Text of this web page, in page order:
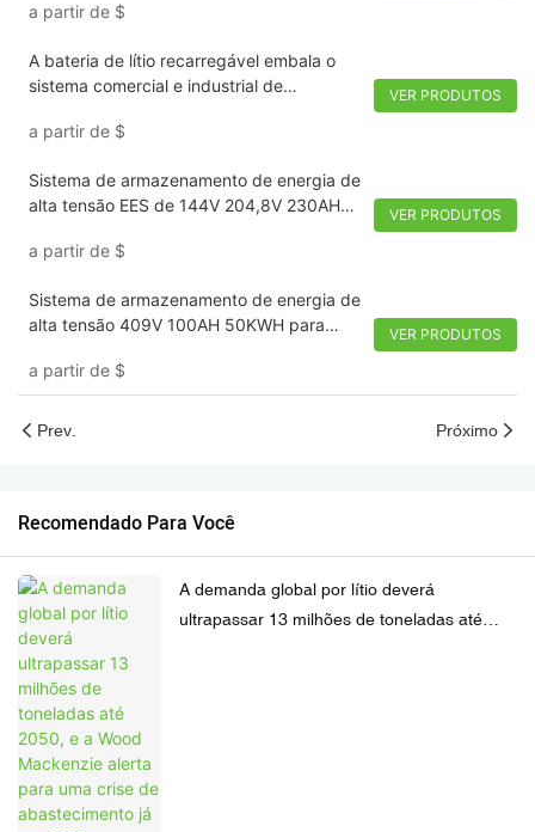
a partir de $
A bateria de lítio recarregável embala o
sistema comercial e industrial de
a partir de $
VER PRODUTOS
Sistema de armazenamento de energia de
alta tensão EES de 144V 204,8V 230AH
a partir de $
VER PRODUTOS
Sistema de armazenamento de energia de
alta tensão 409V 100AH ​​50KWH para
a partir de $
VER PRODUTOS
Prev. Próximo
Recomendado Para Você
A demanda global por lítio deverá
ultrapassar 13 milhões de toneladas até